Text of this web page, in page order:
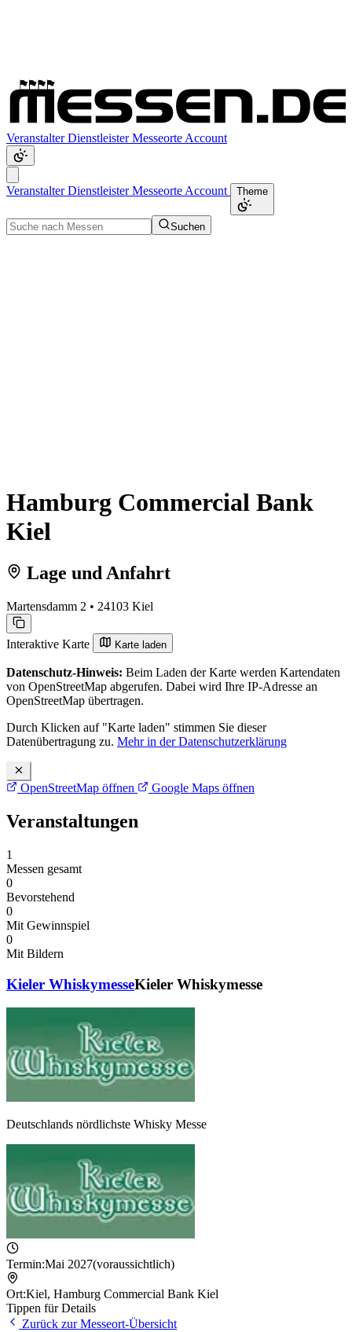
VeranstalterDienstleisterMesseorte Account
VeranstalterDienstleisterMesseorte Account Theme
Suchen
Hamburg Commercial Bank
Kiel
Lage und Anfahrt
Martensdamm 2 • 24103 Kiel
Interaktive Karte Karte laden
Datenschutz-Hinweis: Beim Laden der Karte werden Kartendaten
von OpenStreetMap abgerufen. Dabei wird Ihre IP-Adresse an
OpenStreetMap übertragen.
Durch Klicken auf "Karte laden" stimmen Sie dieser
Datenübertragung zu. Mehr in der Datenschutzerklärung
OpenStreetMap öffnen Google Maps öffnen
Veranstaltungen
1
Messen gesamt
0
Bevorstehend
0
Mit Gewinnspiel
0
Mit Bildern
Kieler WhiskymesseKieler Whiskymesse
Deutschlands nördlichste Whisky Messe
Termin:Mai 2027(voraussichtlich)
Ort:Kiel, Hamburg Commercial Bank Kiel
Tippen für Details
Zurück zur Messeort-Übersicht